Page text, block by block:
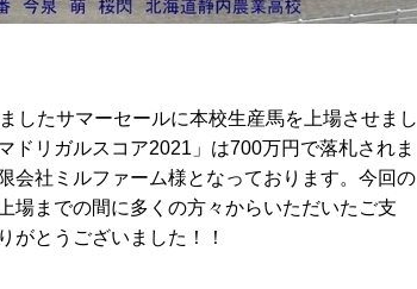
したサマーセールに本校生産馬を上場させまし
ドリガルスコア2021 」は700万円で落札されま
会社ミルファーム様となっております。今回の
場までの間に多くの方々からいただいたご支
がとうございました！！